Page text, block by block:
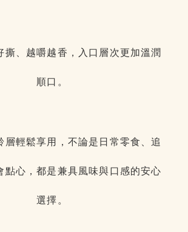
撕、越嚼越香，入口層次更加溫潤
順口。
層輕鬆享用，不論是日常零食、追
點心，都是兼具風味與口感的安心
選擇。